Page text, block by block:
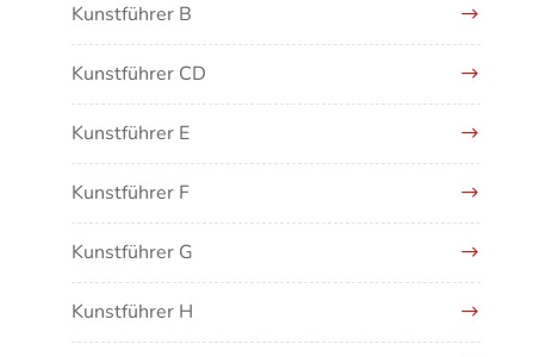
Kunstführer B
Kunstführer CD
Kunstführer E
Kunstführer F
Kunstführer G
Kunstführer H